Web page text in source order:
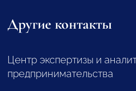
Другие контакты
Центр экспертизы и
предпринимательства